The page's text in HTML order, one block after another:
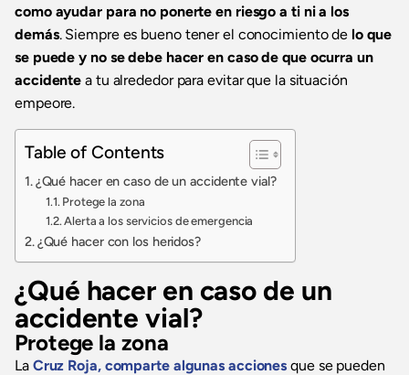
como ayudar para no ponerte en riesgo a ti ni a los
demás. Siempre es bueno tener el conocimiento de lo que
se puede y no se debe hacer en caso de que ocurra un
accidente a tu alrededor para evitar que la situación
empeore.
Table of Contents
¿Qué hacer en caso de un accidente vial?
Protege la zona
Alerta a los servicios de emergencia
¿Qué hacer con los heridos?
¿Qué hacer en caso de un
accidente vial?
Protege la zona
La Cruz Roja, comparte algunas acciones que se pueden